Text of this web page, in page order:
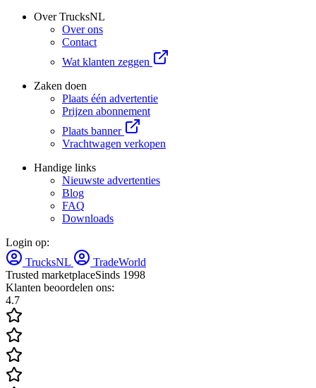
Over TrucksNL
Over ons
Contact
Wat klanten zeggen
Zaken doen
Plaats één advertentie
Prijzen abonnement
Plaats banner
Vrachtwagen verkopen
Handige links
Nieuwste advertenties
Blog
FAQ
Downloads
Login op:
TrucksNL
TradeWorld
Trusted marketplaceSinds 1998
Klanten beoordelen ons:
4.7